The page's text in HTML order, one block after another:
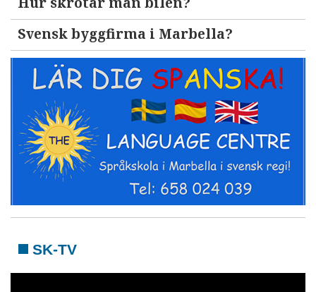
Svensk byggfirma i Marbella?
SK-TV